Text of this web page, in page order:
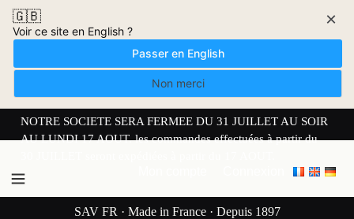
🇬🇧
Voir ce site en English ?
Passer en English
Non merci
×
NOTRE SOCIETE SERA FERMEE DU 31 JUILLET AU SOIR
AU LUNDI 17 AOUT. les commandes effectuées à partir du
SAV FR · Made in France · Depuis 1897